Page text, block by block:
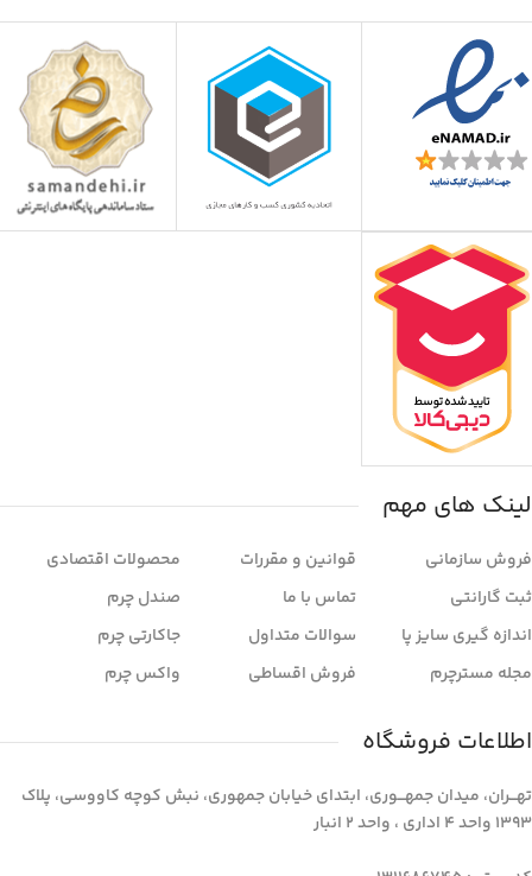
لینک های مهم
فروش سازمانی
ثبت گارانتی
اندازه گیری سایز پا
مجله مسترچرم
قوانین و مقررات
تماس با ما
سوالات متداول
فروش اقساطی
محصولات اقتصادی
صندل چرم
جاکارتی چرم
واکس چرم
اطلاعات فروشگاه
تهـــران، میدان جمهـــوری، ابتدای خیابان جمهوری، نبش کوچه کاووسی، پلاک
1393 واحد 4 اداری ، واحد 2 انبار